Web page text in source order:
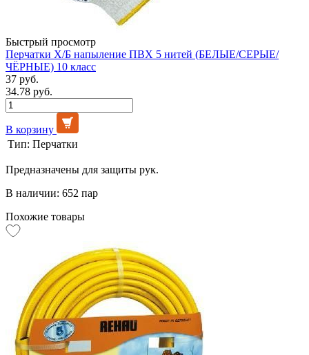
Быстрый просмотр
Перчатки Х/Б напыление ПВХ 5 нитей (БЕЛЫЕ/СЕРЫЕ/
ЧЁРНЫЕ) 10 класс
37 руб.
34.78 руб.
В корзину
Тип: Перчатки
Предназначены для защиты рук.
В наличии: 652 пар
Похожие товары